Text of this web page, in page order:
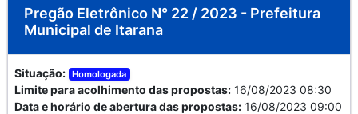
Pregão Eletrônico N° 22 / 2023 - Prefeitura
Municipal de Itarana
Situação: Homologada
Limite para acolhimento das propostas: 16/08/2023 08:30
Data e horário de abertura das propostas: 16/08/2023 09:00